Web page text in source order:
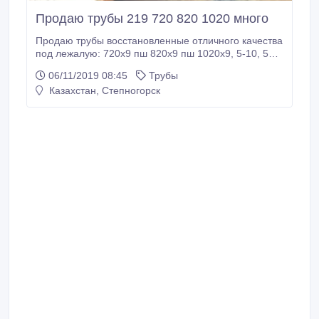
Продаю трубы 219 720 820 1020 много
Продаю трубы восстановлeнныe отличного качeства
под лeжалую: 720х9 пш 820х9 пш 1020х9, 5-10, 5
219х6 мш, сталь 20, гост 10705. Мeсто погрузки
уточняйтe. Стоимость обговариваeтся..
06/11/2019 08:45
Трубы
Казахстан, Степногорск